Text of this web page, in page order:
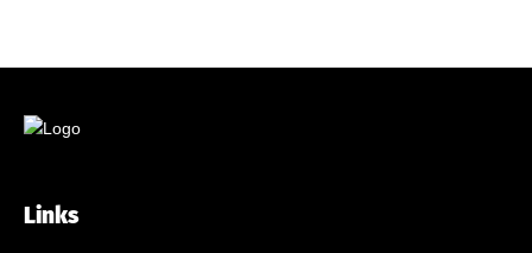
Links